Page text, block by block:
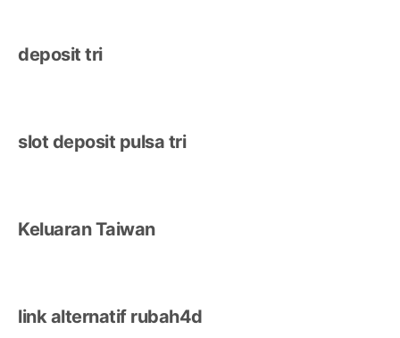
deposit tri
slot deposit pulsa tri
Keluaran Taiwan
link alternatif rubah4d